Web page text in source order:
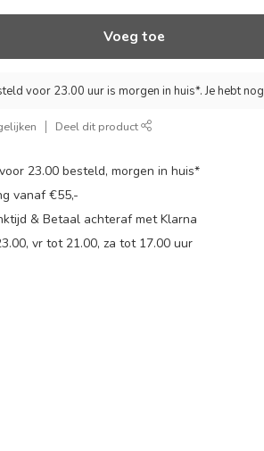
Voeg toe
voor 23.00 uur is morgen in huis*. Je hebt nog
Deel dit product
23.00 besteld, morgen in huis*
vanaf €55,-
& Betaal achteraf met Klarna
vr tot 21.00, za tot 17.00 uur